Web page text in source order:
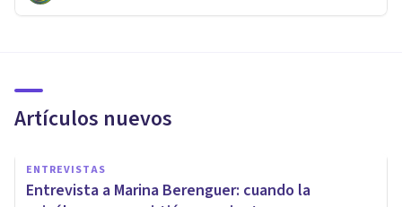
Artículos nuevos
ENTREVISTAS
Entrevista a Marina Berenguer: cuando la